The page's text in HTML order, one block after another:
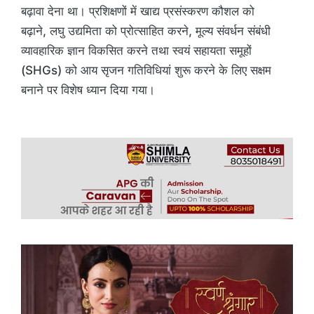
बढ़ावा देना था। प्रशिक्षणों में खाद्य प्रसंस्करण कौशल को
बढ़ाने, लघु उद्यमिता को प्रोत्साहित करने, मूल्य संवर्धन संबंधी
व्यावहारिक ज्ञान विकसित करने तथा स्वयं सहायता समूहों
(SHGs) को आय सृजन गतिविधियां शुरू करने के लिए सक्षम
बनाने पर विशेष ध्यान दिया गया।